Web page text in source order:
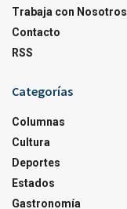
Trabaja con Nosotros
Contacto
RSS
Categorías
Columnas
Cultura
Deportes
Estados
Gastronomía